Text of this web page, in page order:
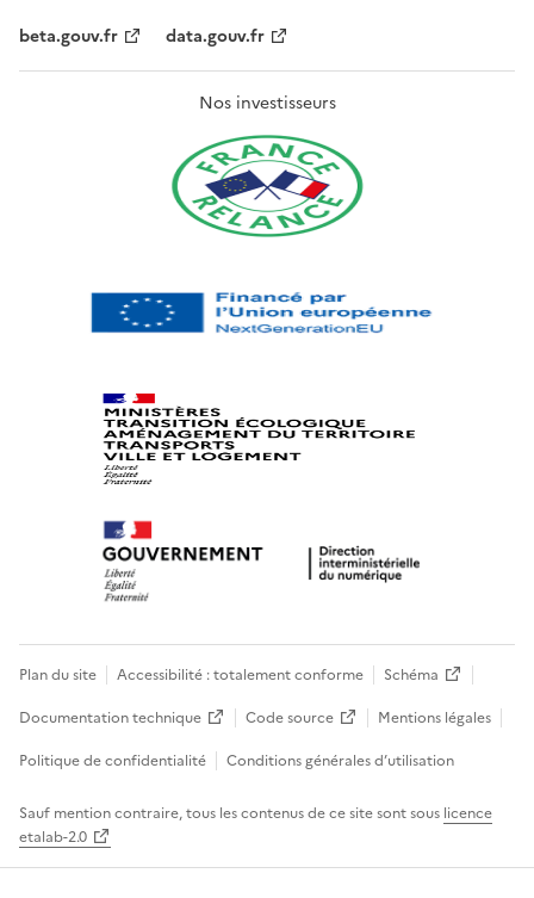
beta.gouv.fr
data.gouv.fr
Nos investisseurs
Plan du site Accessibilité : totalement conforme
Schéma
Documentation technique
Code source
Mentions légales
Politique de confidentialité
Conditions générales d’utilisation
Sauf mention contraire, tous les contenus de ce site sont sous licence
etalab-2.0